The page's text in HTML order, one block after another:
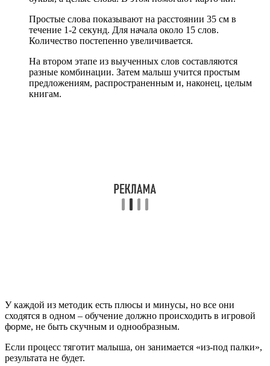
Простые слова показывают на расстоянии 35 см в
течение 1-2 секунд. Для начала около 15 слов.
Количество постепенно увеличивается.
На втором этапе из выученных слов составляются
разные комбинации. Затем малыш учится простым
предложениям, распространенным и, наконец, целым
книгам.
У каждой из методик есть плюсы и минусы, но все они
сходятся в одном – обучение должно происходить в игровой
форме, не быть скучным и однообразным.
Если процесс тяготит малыша, он занимается «из-под палки»,
результата не будет.